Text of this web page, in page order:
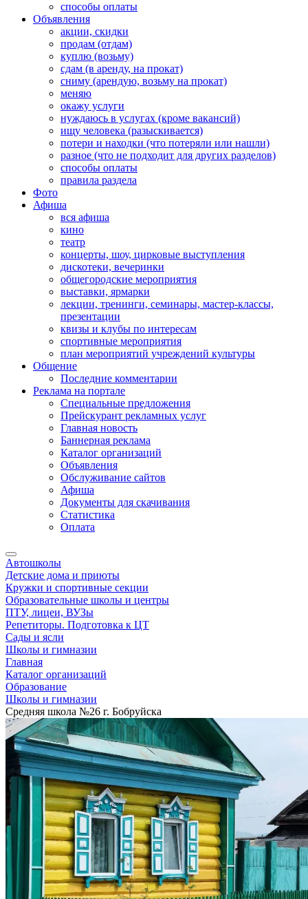
способы оплаты
Объявления
акции, скидки
продам (отдам)
куплю (возьму)
сдам (в аренду, на прокат)
сниму (арендую, возьму на прокат)
меняю
окажу услуги
нуждаюсь в услугах (кроме вакансий)
ищу человека (разыскивается)
потери и находки (что потеряли или нашли)
разное (что не подходит для других разделов)
способы оплаты
правила раздела
Фото
Афиша
вся афиша
кино
театр
концерты, шоу, цирковые выступления
дискотеки, вечеринки
общегородские мероприятия
выставки, ярмарки
лекции, тренинги, семинары, мастер-классы,
презентации
квизы и клубы по интересам
спортивные мероприятия
план мероприятий учреждений культуры
Общение
Последние комментарии
Реклама на портале
Специальные предложения
Прейскурант рекламных услуг
Главная новость
Баннерная реклама
Каталог организаций
Объявления
Обслуживание сайтов
Афиша
Документы для скачивания
Статистика
Оплата
Автошколы
Детские дома и приюты
Кружки и спортивные секции
Образовательные школы и центры
ПТУ, лицеи, ВУЗы
Репетиторы. Подготовка к ЦТ
Сады и ясли
Школы и гимназии
Главная
Каталог организаций
Образование
Школы и гимназии
Средняя школа №26 г. Бобруйска